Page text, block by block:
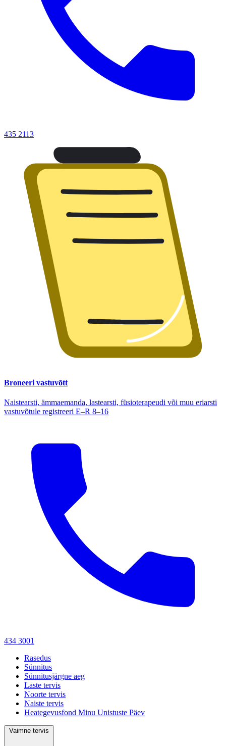
435 2113
Broneeri vastuvõtt
Naistearsti, ämmaemanda, lastearsti, füsioterapeudi või muu eriarsti
vastuvõtule registreeri E–R 8–16
434 3001
Rasedus
Sünnitus
Sünnitusjärgne aeg
Laste tervis
Noorte tervis
Naiste tervis
Heategevusfond Minu Unistuste Päev
Vaimne tervis